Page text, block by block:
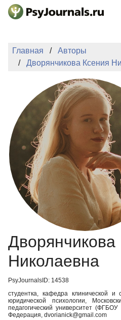
Перейти к основному
ПОДАТЬ
БАЗА
КЛЮЧЕВЫЕ
Регистрация
Главная
Авторы
Дворянчикова Ксения
Дворянчикова
Николаевна
PsyJournalsID: 14538
студентка, кафедра клинической и
юридической психологии,
педагогический университет
Федерация, dvorianick@gmail.com